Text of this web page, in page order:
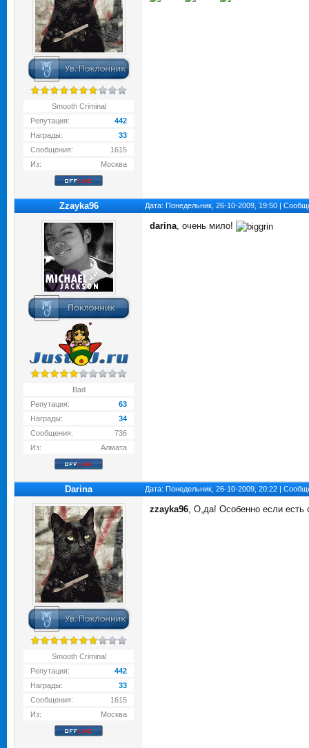
Smooth Criminal
Репутация:
442
Награды:
33
Сообщения:
1615
Из:
Москва
Zzayka96 Дата: Понедельник, 26-10-2009, 19:50 |
Bad
Репутация:
63
Награды:
34
Сообщения:
736
Из:
Алмата
darina, очень мило!
Darina Дата: Понедельник, 26-10-2009, 20:22 |
Smooth Criminal
Репутация:
442
Награды:
33
Сообщения:
1615
Из:
Москва
zzayka96, О,да! Особенно если есть